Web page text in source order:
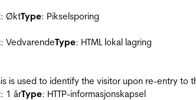
: ØktType: Pikselsporing
: VedvarendeType: HTML lokal lagring
is used to identify the visitor upon re-entry to
: 1 årType: HTTP-informasjonskapsel